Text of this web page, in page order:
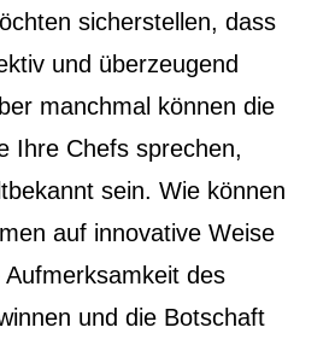
sicherstellen, dass
und überzeugend
manchmal können die
Ihre Chefs sprechen,
sein. Wie können
auf innovative Weise
des
und die Botschaft